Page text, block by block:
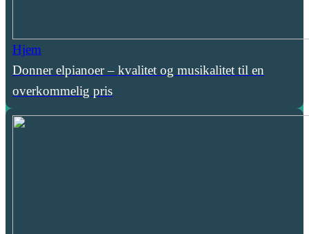
Hjem
Donner elpianoer – kvalitet og musikalitet til en
overkommelig pris